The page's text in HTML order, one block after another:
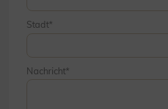
Stadt
Nachricht